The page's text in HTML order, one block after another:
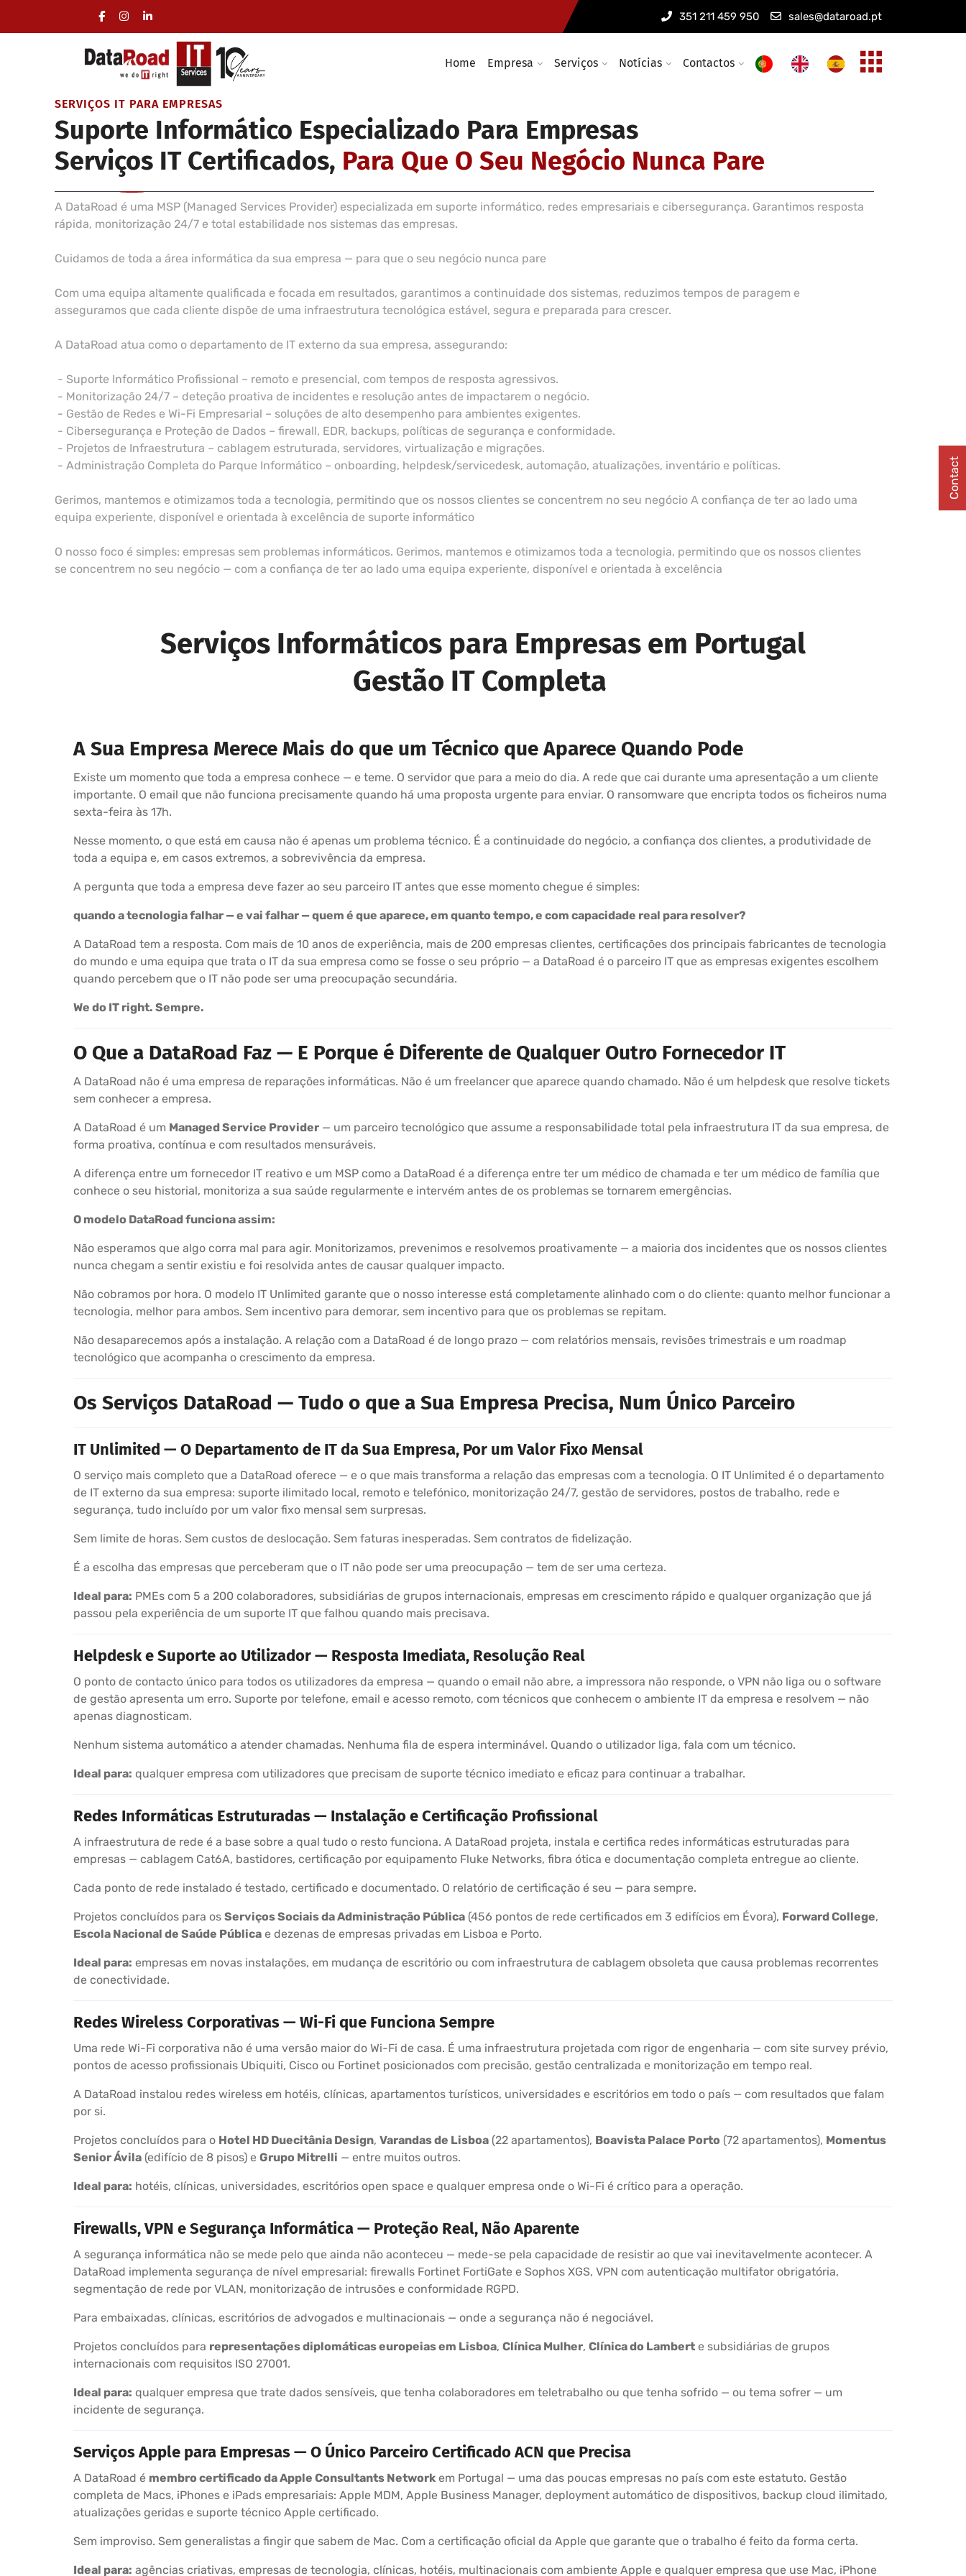
351 211 459 950 sales@dataroad.pt
Home Empresa Serviços Notícias Contactos
Gestão total da área informática das empresas
Instalação de cablagem e redes informáticas
Infraestruturas e soluções Wireless empresariais
SERVIÇOS IT PARA EMPRESAS
Suporte Informático Especializado Para Empresas
Serviços IT Certificados, Para Que O Seu Negócio Nunca Pare
A DataRoad é uma MSP (Managed Services Provider) especializada em suporte informático, redes empresariais e cibersegurança. Garantimos resposta
rápida, monitorização 24/7 e total estabilidade nos sistemas das empresas.
Cuidamos de toda a área informática da sua empresa — para que o seu negócio nunca pare
Com uma equipa altamente qualificada e focada em resultados, garantimos a continuidade dos sistemas, reduzimos tempos de paragem e
asseguramos que cada cliente dispõe de uma infraestrutura tecnológica estável, segura e preparada para crescer.
A DataRoad atua como o departamento de IT externo da sua empresa, assegurando:
- Suporte Informático Profissional – remoto e presencial, com tempos de resposta agressivos.
- Monitorização 24/7 – deteção proativa de incidentes e resolução antes de impactarem o negócio.
- Gestão de Redes e Wi-Fi Empresarial – soluções de alto desempenho para ambientes exigentes.
- Cibersegurança e Proteção de Dados – firewall, EDR, backups, políticas de segurança e conformidade.
- Projetos de Infraestrutura – cablagem estruturada, servidores, virtualização e migrações.
- Administração Completa do Parque Informático – onboarding, helpdesk/servicedesk, automação, atualizações, inventário e políticas.
Gerimos, mantemos e otimizamos toda a tecnologia, permitindo que os nossos clientes se concentrem no seu negócio A confiança de ter ao lado uma
equipa experiente, disponível e orientada à excelência de suporte informático
O nosso foco é simples: empresas sem problemas informáticos. Gerimos, mantemos e otimizamos toda a tecnologia, permitindo que os nossos clientes
se concentrem no seu negócio — com a confiança de ter ao lado uma equipa experiente, disponível e orientada à excelência
Serviços Informáticos para Empresas em Portugal
Gestão IT Completa
A Sua Empresa Merece Mais do que um Técnico que Aparece Quando Pode
Existe um momento que toda a empresa conhece — e teme. O servidor que para a meio do dia. A rede que cai durante uma apresentação a um cliente
importante. O email que não funciona precisamente quando há uma proposta urgente para enviar. O ransomware que encripta todos os ficheiros numa
sexta-feira às 17h.
Nesse momento, o que está em causa não é apenas um problema técnico. É a continuidade do negócio, a confiança dos clientes, a produtividade de
toda a equipa e, em casos extremos, a sobrevivência da empresa.
A pergunta que toda a empresa deve fazer ao seu parceiro IT antes que esse momento chegue é simples:
quando a tecnologia falhar — e vai falhar — quem é que aparece, em quanto tempo, e com capacidade real para resolver?
A DataRoad tem a resposta. Com mais de 10 anos de experiência, mais de 200 empresas clientes, certificações dos principais fabricantes de tecnologia
do mundo e uma equipa que trata o IT da sua empresa como se fosse o seu próprio — a DataRoad é o parceiro IT que as empresas exigentes escolhem
quando percebem que o IT não pode ser uma preocupação secundária.
We do IT right. Sempre.
O Que a DataRoad Faz — E Porque é Diferente de Qualquer Outro Fornecedor IT
A DataRoad não é uma empresa de reparações informáticas. Não é um freelancer que aparece quando chamado. Não é um helpdesk que resolve tickets
sem conhecer a empresa.
A DataRoad é um Managed Service Provider — um parceiro tecnológico que assume a responsabilidade total pela infraestrutura IT da sua empresa, de
forma proativa, contínua e com resultados mensuráveis.
A diferença entre um fornecedor IT reativo e um MSP como a DataRoad é a diferença entre ter um médico de chamada e ter um médico de família que
conhece o seu historial, monitoriza a sua saúde regularmente e intervém antes de os problemas se tornarem emergências.
O modelo DataRoad funciona assim:
Não esperamos que algo corra mal para agir. Monitorizamos, prevenimos e resolvemos proativamente — a maioria dos incidentes que os nossos clientes
nunca chegam a sentir existiu e foi resolvida antes de causar qualquer impacto.
Não cobramos por hora. O modelo IT Unlimited garante que o nosso interesse está completamente alinhado com o do cliente: quanto melhor funcionar a
tecnologia, melhor para ambos. Sem incentivo para demorar, sem incentivo para que os problemas se repitam.
Não desaparecemos após a instalação. A relação com a DataRoad é de longo prazo — com relatórios mensais, revisões trimestrais e um roadmap
tecnológico que acompanha o crescimento da empresa.
Os Serviços DataRoad — Tudo o que a Sua Empresa Precisa, Num Único Parceiro
IT Unlimited — O Departamento de IT da Sua Empresa, Por um Valor Fixo Mensal
O serviço mais completo que a DataRoad oferece — e o que mais transforma a relação das empresas com a tecnologia. O IT Unlimited é o departamento
de IT externo da sua empresa: suporte ilimitado local, remoto e telefónico, monitorização 24/7, gestão de servidores, postos de trabalho, rede e
segurança, tudo incluído por um valor fixo mensal sem surpresas.
Sem limite de horas. Sem custos de deslocação. Sem faturas inesperadas. Sem contratos de fidelização.
É a escolha das empresas que perceberam que o IT não pode ser uma preocupação — tem de ser uma certeza.
Ideal para: PMEs com 5 a 200 colaboradores, subsidiárias de grupos internacionais, empresas em crescimento rápido e qualquer organização que já
passou pela experiência de um suporte IT que falhou quando mais precisava.
Helpdesk e Suporte ao Utilizador — Resposta Imediata, Resolução Real
O ponto de contacto único para todos os utilizadores da empresa — quando o email não abre, a impressora não responde, o VPN não liga ou o software
de gestão apresenta um erro. Suporte por telefone, email e acesso remoto, com técnicos que conhecem o ambiente IT da empresa e resolvem — não
apenas diagnosticam.
Nenhum sistema automático a atender chamadas. Nenhuma fila de espera interminável. Quando o utilizador liga, fala com um técnico.
Ideal para: qualquer empresa com utilizadores que precisam de suporte técnico imediato e eficaz para continuar a trabalhar.
Redes Informáticas Estruturadas — Instalação e Certificação Profissional
A infraestrutura de rede é a base sobre a qual tudo o resto funciona. A DataRoad projeta, instala e certifica redes informáticas estruturadas para
empresas — cablagem Cat6A, bastidores, certificação por equipamento Fluke Networks, fibra ótica e documentação completa entregue ao cliente.
Cada ponto de rede instalado é testado, certificado e documentado. O relatório de certificação é seu — para sempre.
Projetos concluídos para os Serviços Sociais da Administração Pública (456 pontos de rede certificados em 3 edifícios em Évora), Forward College,
Escola Nacional de Saúde Pública e dezenas de empresas privadas em Lisboa e Porto.
Ideal para: empresas em novas instalações, em mudança de escritório ou com infraestrutura de cablagem obsoleta que causa problemas recorrentes
de conectividade.
Redes Wireless Corporativas — Wi-Fi que Funciona Sempre
Uma rede Wi-Fi corporativa não é uma versão maior do Wi-Fi de casa. É uma infraestrutura projetada com rigor de engenharia — com site survey prévio,
pontos de acesso profissionais Ubiquiti, Cisco ou Fortinet posicionados com precisão, gestão centralizada e monitorização em tempo real.
A DataRoad instalou redes wireless em hotéis, clínicas, apartamentos turísticos, universidades e escritórios em todo o país — com resultados que falam
por si.
Projetos concluídos para o Hotel HD Duecitânia Design, Varandas de Lisboa (22 apartamentos), Boavista Palace Porto (72 apartamentos), Momentus
Senior Ávila (edifício de 8 pisos) e Grupo Mitrelli — entre muitos outros.
Ideal para: hotéis, clínicas, universidades, escritórios open space e qualquer empresa onde o Wi-Fi é crítico para a operação.
Firewalls, VPN e Segurança Informática — Proteção Real, Não Aparente
A segurança informática não se mede pelo que ainda não aconteceu — mede-se pela capacidade de resistir ao que vai inevitavelmente acontecer. A
DataRoad implementa segurança de nível empresarial: firewalls Fortinet FortiGate e Sophos XGS, VPN com autenticação multifator obrigatória,
segmentação de rede por VLAN, monitorização de intrusões e conformidade RGPD.
Para embaixadas, clínicas, escritórios de advogados e multinacionais — onde a segurança não é negociável.
Projetos concluídos para representações diplomáticas europeias em Lisboa, Clínica Mulher, Clínica do Lambert e subsidiárias de grupos
internacionais com requisitos ISO 27001.
Ideal para: qualquer empresa que trate dados sensíveis, que tenha colaboradores em teletrabalho ou que tenha sofrido — ou tema sofrer — um
incidente de segurança.
Serviços Apple para Empresas — O Único Parceiro Certificado ACN que Precisa
A DataRoad é membro certificado da Apple Consultants Network em Portugal — uma das poucas empresas no país com este estatuto. Gestão
completa de Macs, iPhones e iPads empresariais: Apple MDM, Apple Business Manager, deployment automático de dispositivos, backup cloud ilimitado,
atualizações geridas e suporte técnico Apple certificado.
Sem improviso. Sem generalistas a fingir que sabem de Mac. Com a certificação oficial da Apple que garante que o trabalho é feito da forma certa.
Ideal para: agências criativas, empresas de tecnologia, clínicas, hotéis, multinacionais com ambiente Apple e qualquer empresa que use Mac, iPhone
Contact